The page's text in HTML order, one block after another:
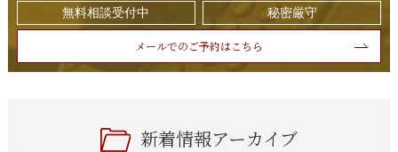
無料相談受付中 秘密厳守
メールでのご予約はこちら
新着情報アーカイブ